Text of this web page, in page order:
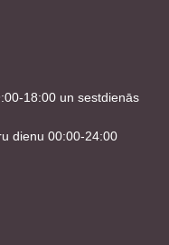
18:00 un sestdienās
dienu 00:00-24:00